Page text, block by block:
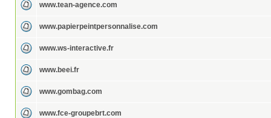
www.tean-agence.com
www.papierpeintpersonnalise.com
www.ws-interactive.fr
www.beei.fr
www.gombag.com
www.fce-groupebrt.com